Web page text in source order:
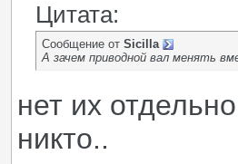
Цитата:
Сообщение от Sicilla
А зачем приводной вал менять
нет их
никто..